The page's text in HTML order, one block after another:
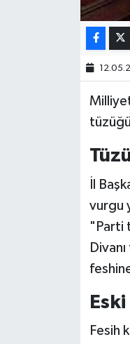
İl
vurgu
"Parti
Fesih